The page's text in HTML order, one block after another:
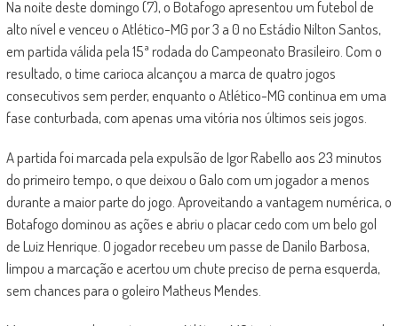
Na noite deste domingo (7), o Botafogo apresentou um futebol de
alto nível e venceu o Atlético-MG por 3 a 0 no Estádio Nilton Santos,
em partida válida pela 15ª rodada do Campeonato Brasileiro. Com o
resultado, o time carioca alcançou a marca de quatro jogos
consecutivos sem perder, enquanto o Atlético-MG continua em uma
fase conturbada, com apenas uma vitória nos últimos seis jogos.
A partida foi marcada pela expulsão de Igor Rabello aos 23 minutos
do primeiro tempo, o que deixou o Galo com um jogador a menos
durante a maior parte do jogo. Aproveitando a vantagem numérica, o
Botafogo dominou as ações e abriu o placar cedo com um belo gol
de Luiz Henrique. O jogador recebeu um passe de Danilo Barbosa,
limpou a marcação e acertou um chute preciso de perna esquerda,
sem chances para o goleiro Matheus Mendes.